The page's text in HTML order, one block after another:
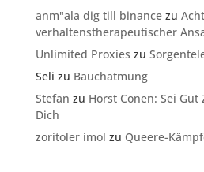
anm"ala dig till binancezu
verhaltenstherapeutischer
Unlimited Proxies zu
Seli zu Bauchatmung
Stefan zu Horst Conen: Sei
Dich
zoritoler imol zu Queere-